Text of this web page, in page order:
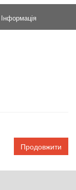
Інформація
Продовжити